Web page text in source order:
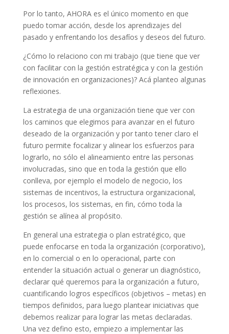
Por lo tanto, AHORA es el único momento en que
puedo tomar acción, desde los aprendizajes del
pasado y enfrentando los desafíos y deseos del futuro.
¿Cómo lo relaciono con mi trabajo (que tiene que ver
con facilitar con la gestión estratégica y con la gestión
de innovación en organizaciones)? Acá planteo algunas
reflexiones.
La estrategia de una organización tiene que ver con
los caminos que elegimos para avanzar en el futuro
deseado de la organización y por tanto tener claro el
futuro permite focalizar y alinear los esfuerzos para
lograrlo, no sólo el alineamiento entre las personas
involucradas, sino que en toda la gestión que ello
conlleva, por ejemplo el modelo de negocio, los
sistemas de incentivos, la estructura organizacional,
los procesos, los sistemas, en fin, cómo toda la
gestión se alínea al propósito.
En general una estrategia o plan estratégico, que
puede enfocarse en toda la organización (corporativo),
en lo comercial o en lo operacional, parte con
entender la situación actual o generar un diagnóstico,
declarar qué queremos para la organización a futuro,
cuantificando logros específicos (objetivos – metas) en
tiempos definidos, para luego plantear iniciativas que
debemos realizar para lograr las metas declaradas.
Una vez defino esto, empiezo a implementar las